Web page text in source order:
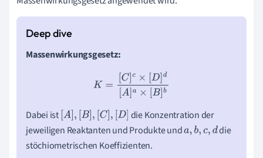
Massenwirkungsgesetz:
K=[ [D]d A] a×[B]
Dabei ist [A],[B],[C] ,[D]
die Konzentration der
jeweiligen Reaktanten und Produkte unda,b,c,d
die
stöchiometrischen Koeffizienten.